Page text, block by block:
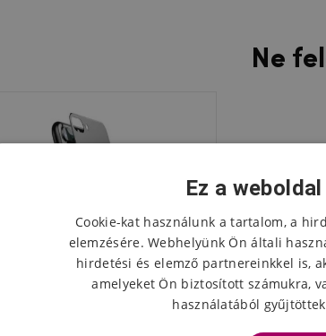
Ne
Ez a
Cookie-kat használunk a tartalom, a
elemzésére. Webhelyünk Ön általi
hirdetési és elemző partnereinkkel is,
amelyeket Ön biztosított számukra,
használatából gyűjtöttek